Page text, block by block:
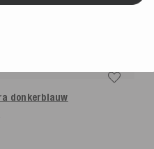
donkerblauw